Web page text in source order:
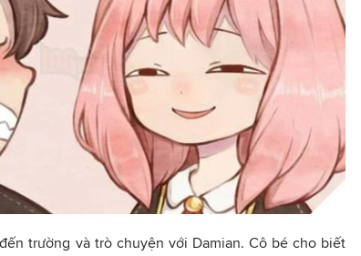
trường và trò chuyện với Damian. Cô bé cho biết